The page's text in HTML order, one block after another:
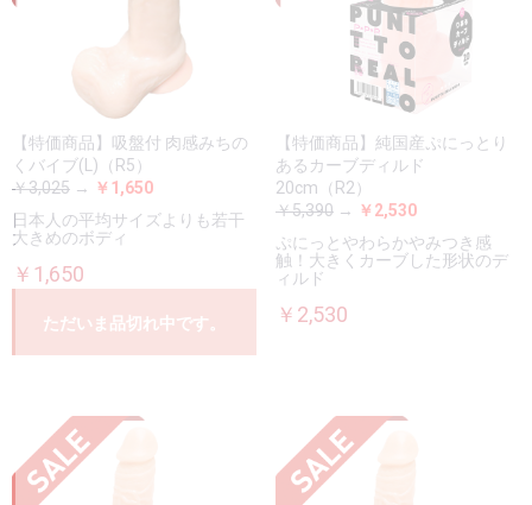
【特価商品】吸盤付 肉感みちの
くバイブ(L)（R5）
￥3,025 → ￥1,650
日本人の平均サイズよりも若干
大きめのボディ
￥1,650
ただいま品切れ中です。
【特価商品】純国産ぷにっとり
あるカーブディルド
20cm（R2）
￥5,390 → ￥2,530
ぷにっとやわらかやみつき感
触！大きくカーブした形状のデ
ィルド
￥2,530